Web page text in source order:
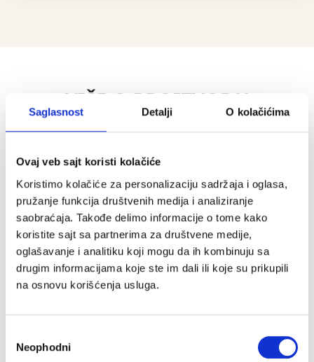
Saglasnost Detalji O kolačićima
Ovaj veb sajt koristi kolačiće
Koristimo kolačiće za personalizaciju sadržaja i oglasa,
pružanje funkcija društvenih medija i analiziranje
saobraćaja. Takođe delimo informacije o tome kako
koristite sajt sa partnerima za društvene medije,
oglašavanje i analitiku koji mogu da ih kombinuju sa
drugim informacijama koje ste im dali ili koje su prikupili
na osnovu korišćenja usluga.
сагласности
Neophodni
VIŠE O PROIZVODU